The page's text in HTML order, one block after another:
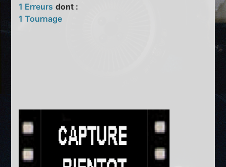
1 Erreurs dont :
1 Tournage